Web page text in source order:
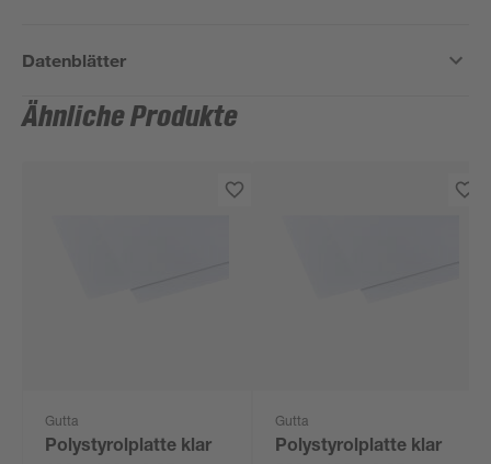
Datenblätter
Ähnliche Produkte
Gutta
Polystyrolplatte klar
Gutta
Polystyrolplatte klar